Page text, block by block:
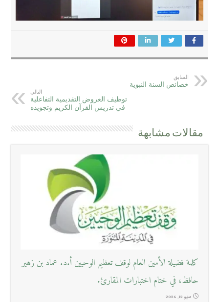
السابق
خصائص السنة النبوية
التالي
توظيف العروض التقديمية التفاعلية
في تدريس القرآن الكريم وتجويده
مقالات مشابهة
كلمة فضيلة الأمين العام لوقف تعظيم الوحيين أ.د. عماد بن زهير
حافظ، في ختام اختبارات المقارئ.
مايو 12, 2026